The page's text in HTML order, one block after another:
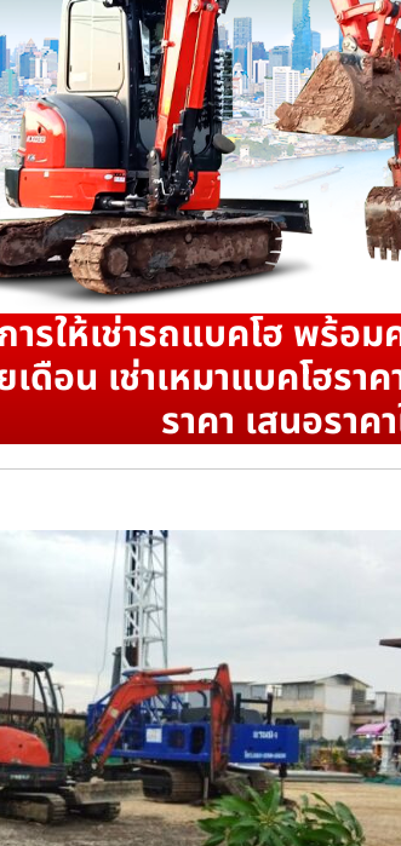
ารให้เช่ารถแบคโฮ พร้อ
เดือน เช่าเหมาแบคโฮร
ราคา เสนอรา